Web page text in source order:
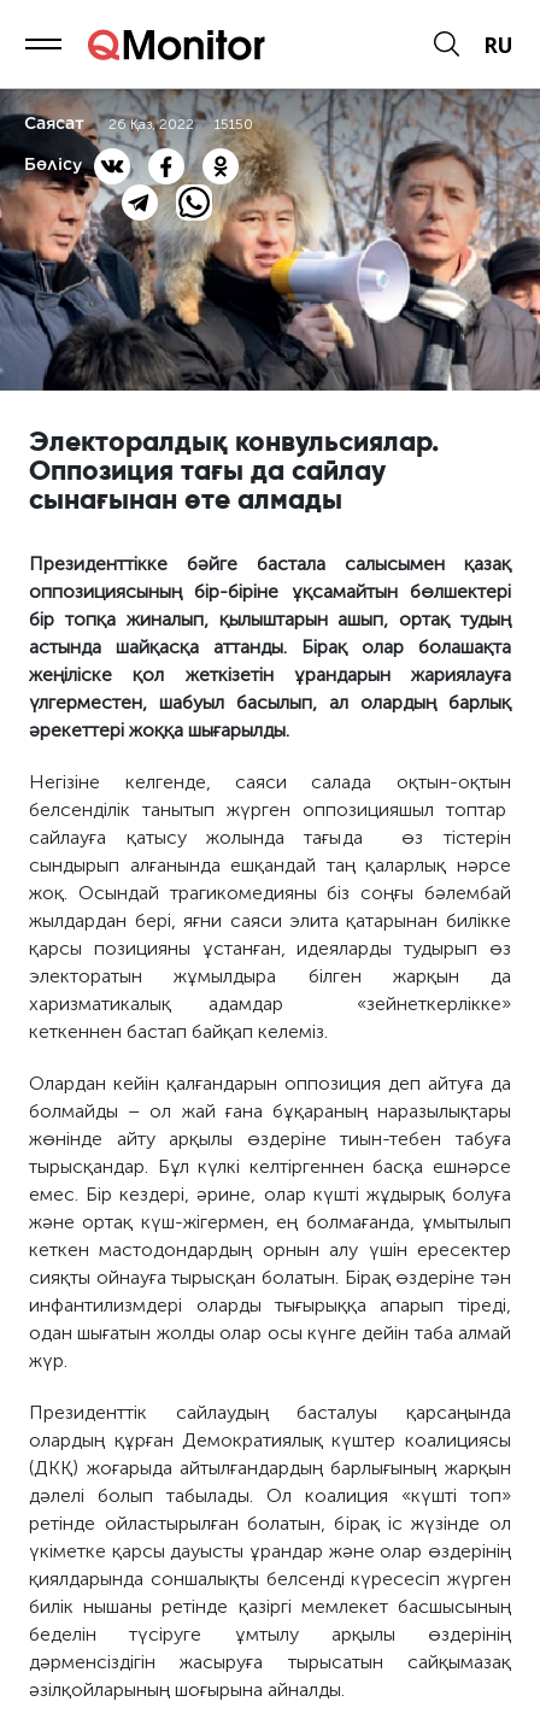
RU
Саясат 26 Қаз, 2022 15150
Бөлісу
Электоралдық конвульсиялар.
Оппозиция тағы да сайлау
сынағынан өте алмады
Президенттікке бәйге бастала салысымен қазақ
оппозициясының бір-біріне ұқсамайтын бөлшектері
бір топқа жиналып, қылыштарын ашып, ортақ тудың
астында шайқасқа аттанды. Бірақ олар болашақта
жеңіліске қол жеткізетін ұрандарын жариялауға
үлгерместен, шабуыл басылып, ал олардың барлық
әрекеттері жоққа шығарылды.
Негізіне келгенде, саяси салада оқтын-оқтын
белсенділік танытып жүрген оппозицияшыл топтар
сайлауға қатысу жолында тағыда өз тістерін
сындырып алғанында ешқандай таң қаларлық нәрсе
жоқ. Осындай трагикомедияны біз соңғы бәлембай
жылдардан бері, яғни саяси элита қатарынан билікке
қарсы позицияны ұстанған, идеяларды тудырып өз
электоратын жұмылдыра білген жарқын да
харизматикалық адамдар «зейнеткерлікке»
кеткеннен бастап байқап келеміз.
Олардан кейін қалғандарын оппозиция деп айтуға да
болмайды – ол жай ғана бұқараның наразылықтары
жөнінде айту арқылы өздеріне тиын-тебен табуға
тырысқандар. Бұл күлкі келтіргеннен басқа ешнәрсе
емес. Бір кездері, әрине, олар күшті жұдырық болуға
және ортақ күш-жігермен, ең болмағанда, ұмытылып
кеткен мастодондардың орнын алу үшін ересектер
сияқты ойнауға тырысқан болатын. Бірақ өздеріне тән
инфантилизмдері оларды тығырыққа апарып тіреді,
одан шығатын жолды олар осы күнге дейін таба алмай
жүр.
Президенттік сайлаудың басталуы қарсаңында
олардың құрған Демократиялық күштер коалициясы
(ДКҚ) жоғарыда айтылғандардың барлығының жарқын
дәлелі болып табылады. Ол коалиция «күшті топ»
ретінде ойластырылған болатын, бірақ іс жүзінде ол
үкіметке қарсы дауысты ұрандар және олар өздерінің
қиялдарында соншалықты белсенді күресесіп жүрген
билік нышаны ретінде қазіргі мемлекет басшысының
беделін түсіруге ұмтылу арқылы өздерінің
дәрменсіздігін жасыруға тырысатын сайқымазақ
әзілқойларының шоғырына айналды.